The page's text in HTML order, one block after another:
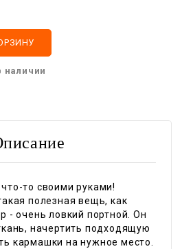
наличии
то своими руками!
полезная вещь, как
- очень ловкий портной. Он
начертить подходящую
кармашки на нужное место.